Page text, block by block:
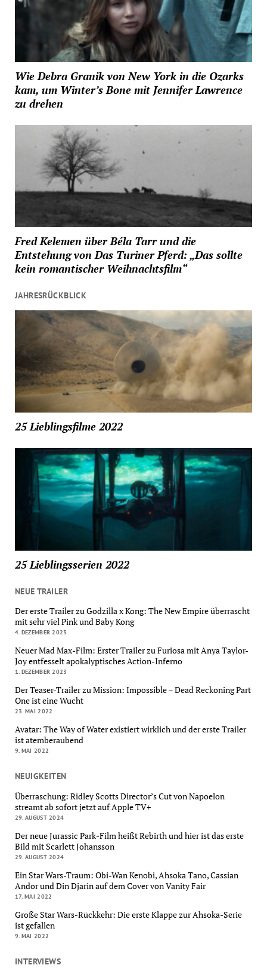
Wie Debra Granik von New York in die Ozarks
kam, um Winter’s Bone mit Jennifer Lawrence
zu drehen
Fred Kelemen über Béla Tarr und die
Entstehung von Das Turiner Pferd: „Das sollte
kein romantischer Weihnachtsfilm“
JAHRESRÜCKBLICK
25 Lieblingsfilme 2022
25 Lieblingsserien 2022
NEUE TRAILER
Der erste Trailer zu Godzilla x Kong: The New Empire überrascht
mit sehr viel Pink und Baby Kong
4. DEZEMBER 2023
Neuer Mad Max-Film: Erster Trailer zu Furiosa mit Anya Taylor-
Joy entfesselt apokalyptisches Action-Inferno
1. DEZEMBER 2023
Der Teaser-Trailer zu Mission: Impossible – Dead Reckoning Part
One ist eine Wucht
23. MAI 2022
Avatar: The Way of Water existiert wirklich und der erste Trailer
ist atemberaubend
9. MAI 2022
NEUIGKEITEN
Überraschung: Ridley Scotts Director’s Cut von Napoelon
streamt ab sofort jetzt auf Apple TV+
29. AUGUST 2024
Der neue Jurassic Park-Film heißt Rebirth und hier ist das erste
Bild mit Scarlett Johansson
29. AUGUST 2024
Ein Star Wars-Traum: Obi-Wan Kenobi, Ahsoka Tano, Cassian
Andor und Din Djarin auf dem Cover von Vanity Fair
17. MAI 2022
Große Star Wars-Rückkehr: Die erste Klappe zur Ahsoka-Serie
ist gefallen
9. MAI 2022
INTERVIEWS